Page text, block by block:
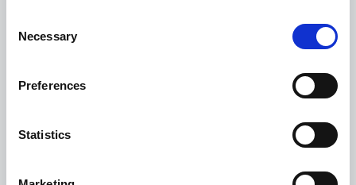
Selection
Necessary
Preferences
Statisticsil numero di partita IVA e delle categorie